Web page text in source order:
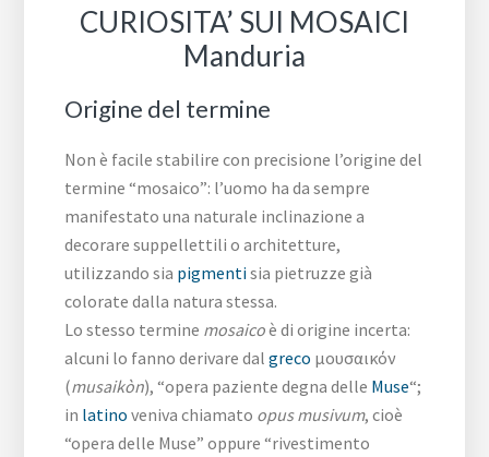
CURIOSITA’ SUI MOSAICI
Manduria
Origine del termine
Non è facile stabilire con precisione l’origine del
termine “mosaico”: l’uomo ha da sempre
manifestato una naturale inclinazione a
decorare suppellettili o architetture,
utilizzando sia pigmentisia pietruzze già
colorate dalla natura stessa.
Lo stesso termine mosaicoè di origine incerta:
alcuni lo fanno derivare dalgreco μουσαικόν
(musaikòn), “opera paziente degna delle Muse“;
in latino veniva chiamato opus musivum, cioè
“opera delle Muse” oppure “rivestimento